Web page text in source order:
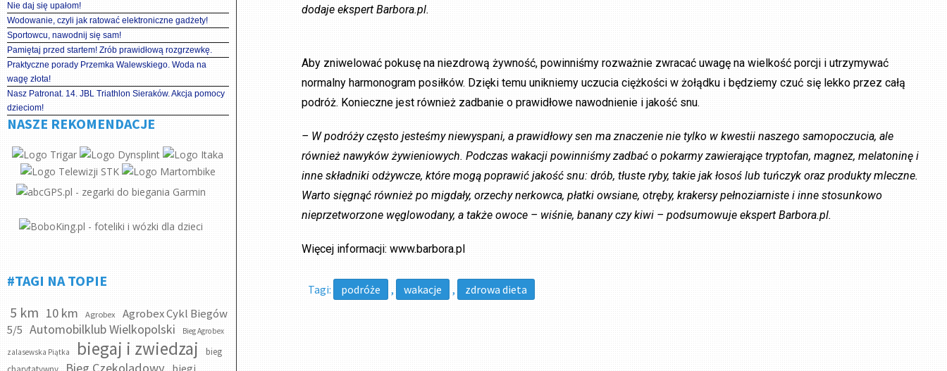
Nie daj się upałom!
Wodowanie, czyli jak ratować elektroniczne gadżety!
Sportowcu, nawodnij się sam!
Pamiętaj przed startem! Zrób prawidłową rozgrzewkę.
Praktyczne porady Przemka Walewskiego. Woda na
wagę złota!
Nasz Patronat. 14. JBL Triathlon Sieraków. Akcja pomocy
dzieciom!
NASZE REKOMENDACJE
#TAGI NA TOPIE
5 km 10 km Agrobex
Agrobex Cykl Biegów
5/5 Automobilklub Wielkopolski Bieg Agrobex
zalasewska Piątka biegaj i zwiedzaj
bieg
dodaje ekspert Barbora.pl.
Aby zniwelować pokusę na niezdrową żywność, powinniśmy rozważnie zwracać uwagę na wielkość porcji i utrzymywać
normalny harmonogram posiłków. Dzięki temu unikniemy uczucia ciężkości w żołądku i będziemy czuć się lekko przez całą
podróż. Konieczne jest również zadbanie o prawidłowe nawodnienie i jakość snu.
– W podróży często jesteśmy niewyspani, a prawidłowy sen ma znaczenie nie tylko w kwestii naszego samopoczucia, ale
również nawyków żywieniowych. Podczas wakacji powinniśmy zadbać o pokarmy zawierające tryptofan, magnez, melatoninę i
inne składniki odżywcze, które mogą poprawić jakość snu: drób, tłuste ryby, takie jak łosoś lub tuńczyk oraz produkty mleczne.
Warto sięgnąć również po migdały, orzechy nerkowca, płatki owsiane, otręby, krakersy pełnoziarniste i inne stosunkowo
nieprzetworzone węglowodany, a także owoce – wiśnie, banany czy kiwi – podsumowuje ekspert Barbora.pl.
Więcej informacji: www.barbora.pl
Tagi: podróże , wakacje , zdrowa dieta